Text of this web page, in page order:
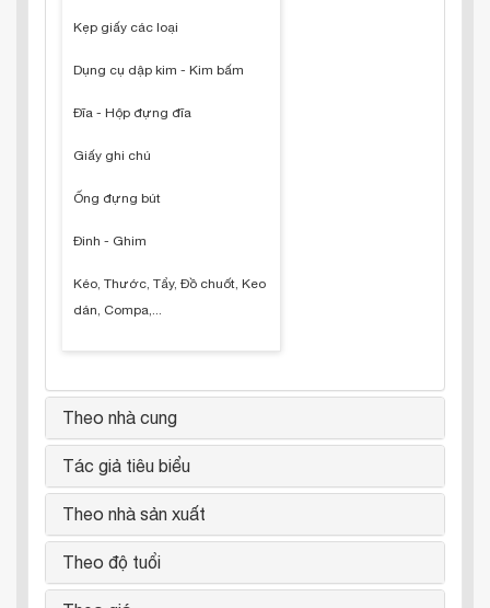
Kẹp giấy các loại
Dụng cụ dập kim - Kim bấm
Đĩa - Hộp đựng đĩa
Giấy ghi chú
Ống đựng bút
Đinh - Ghim
Kéo, Thước, Tẩy, Đồ chuốt, Keo
dán, Compa,...
Theo nhà cung
Tác giả tiêu biểu
Theo nhà sản xuất
Theo độ tuổi